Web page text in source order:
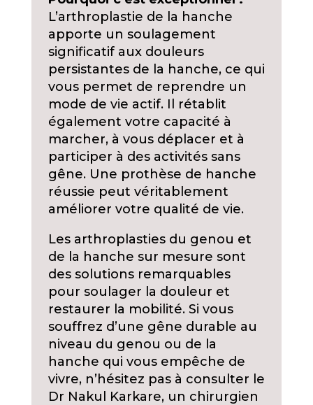
L’arthroplastie de la hanche
apporte un soulagement
significatif aux douleurs
persistantes de la hanche, ce qui
vous permet de reprendre un
mode de vie actif. Il rétablit
également votre capacité à
marcher, à vous déplacer et à
participer à des activités sans
gêne. Une prothèse de hanche
réussie peut véritablement
améliorer votre qualité de vie.
Les arthroplasties du genou et
de la hanche sur mesure sont
des solutions remarquables
pour soulager la douleur et
restaurer la mobilité. Si vous
souffrez d’une gêne durable au
niveau du genou ou de la
hanche qui vous empêche de
vivre, n’hésitez pas à consulter le
Dr Nakul Karkare, un chirurgien